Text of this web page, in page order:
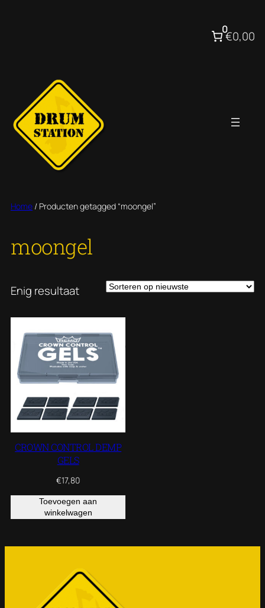
0€0,00
Home / Producten getagged “moongel”
moongel
Enig resultaat
CROWN CONTROL DEMP
GELS
€17,80
Toevoegen aan
winkelwagen